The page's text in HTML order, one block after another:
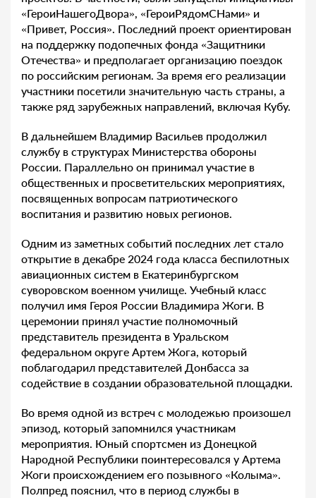
«ГероиНашегоДвора», «ГероиРядомСНами» и
«Привет, Россия». Последний проект ориентирован
на поддержку подопечных фонда «Защитники
Отечества» и предполагает организацию поездок
по российским регионам. За время его реализации
участники посетили значительную часть страны, а
также ряд зарубежных направлений, включая Кубу.
В дальнейшем Владимир Васильев продолжил
службу в структурах Министерства обороны
России. Параллельно он принимал участие в
общественных и просветительских мероприятиях,
посвященных вопросам патриотического
воспитания и развитию новых регионов.
Одним из заметных событий последних лет стало
открытие в декабре 2024 года класса беспилотных
авиационных систем в Екатеринбургском
суворовском военном училище. Учебный класс
получил имя Героя России Владимира Жоги. В
церемонии принял участие полномочный
представитель президента в Уральском
федеральном округе Артем Жога, который
поблагодарил представителей Донбасса за
содействие в создании образовательной площадки.
Во время одной из встреч с молодежью произошел
эпизод, который запомнился участникам
мероприятия. Юный спортсмен из Донецкой
Народной Республики поинтересовался у Артема
Жоги происхождением его позывного «Колыма».
Полпред пояснил, что в период службы в